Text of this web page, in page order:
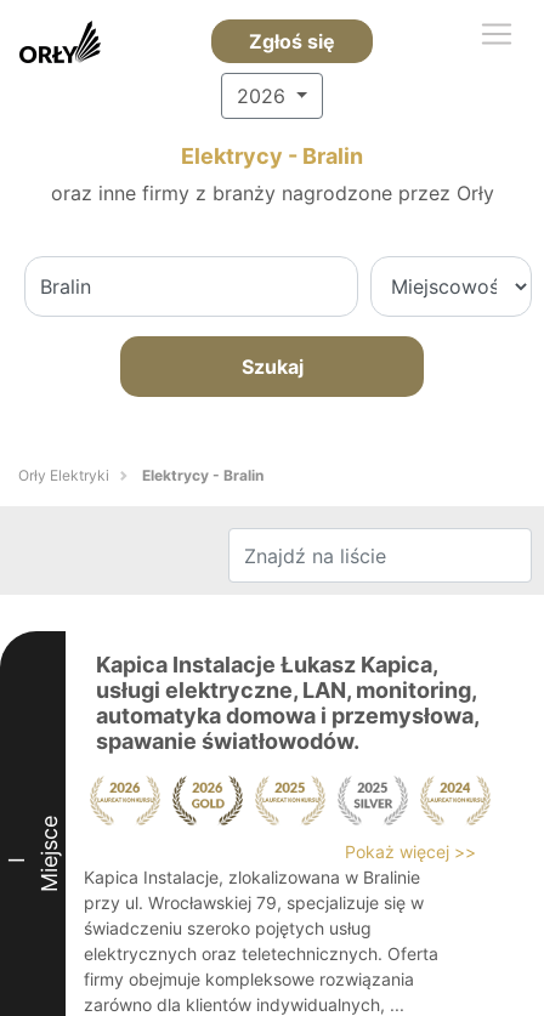
Zgłoś się
2026
Elektrycy - Bralin
oraz inne firmy z branży nagrodzone przez Orły
Szukaj
Orły Elektryki Elektrycy - Bralin
I Miejsce
Kapica Instalacje Łukasz Kapica,
usługi elektryczne, LAN, monitoring,
automatyka domowa i przemysłowa,
spawanie światłowodów.
Pokaż więcej >>
Kapica Instalacje, zlokalizowana w Bralinie
przy ul. Wrocławskiej 79, specjalizuje się w
świadczeniu szeroko pojętych usług
elektrycznych oraz teletechnicznych. Oferta
firmy obejmuje kompleksowe rozwiązania
zarówno dla klientów indywidualnych, ...